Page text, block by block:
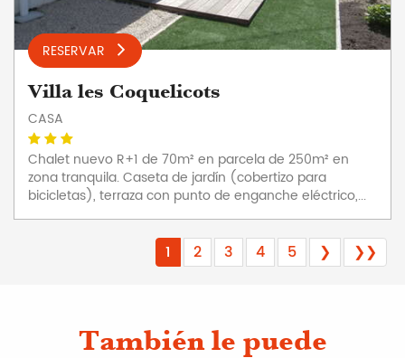
RESERVAR
Villa les Coquelicots
CASA
Chalet nuevo R+1 de 70m² en parcela de 250m² en
zona tranquila. Caseta de jardín (cobertizo para
bicicletas), terraza con punto de enganche eléctrico,...
1 2 3 4 5 ❯ ❯❯
También le puede